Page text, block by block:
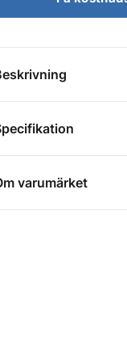
varumärket